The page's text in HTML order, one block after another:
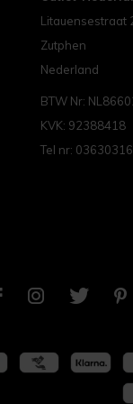
Litauensestraat
Zutphen
Nederland
BTW Nr:
KVK: 92388418
Tel nr: